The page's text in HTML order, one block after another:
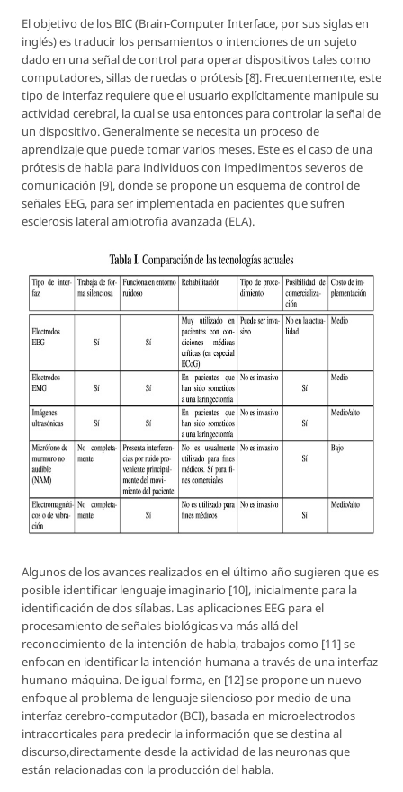
El objetivo de los BIC (Brain-Computer Interface, por sus siglas en
inglés) es traducir los pensamientos o intenciones de un sujeto
dado en una señal de control para operar dispositivos tales como
computadores, sillas de ruedas o prótesis [8]. Frecuentemente, este
tipo de interfaz requiere que el usuario explícitamente manipule su
actividad cerebral, la cual se usa entonces para controlar la señal de
un dispositivo. Generalmente se necesita un proceso de
aprendizaje que puede tomar varios meses. Este es el caso de una
prótesis de habla para individuos con impedimentos severos de
comunicación [9], donde se propone un esquema de control de
señales EEG, para ser implementada en pacientes que sufren
esclerosis lateral amiotrofia avanzada (ELA).
Algunos de los avances realizados en el último año sugieren que es
posible identificar lenguaje imaginario [10], inicialmente para la
identificación de dos sílabas. Las aplicaciones EEG para el
procesamiento de señales biológicas va más allá del
reconocimiento de la intención de habla, trabajos como [11] se
enfocan en identificar la intención humana a través de una interfaz
humano-máquina. De igual forma, en [12] se propone un nuevo
enfoque al problema de lenguaje silencioso por medio de una
interfaz cerebro-computador (BCI), basada en microelectrodos
intracorticales para predecir la información que se destina al
discurso,directamente desde la actividad de las neuronas que
están relacionadas con la producción del habla.